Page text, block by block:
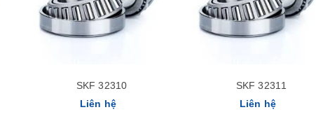
SKF 32310
Liên hệ
SKF 32311
Liên hệ